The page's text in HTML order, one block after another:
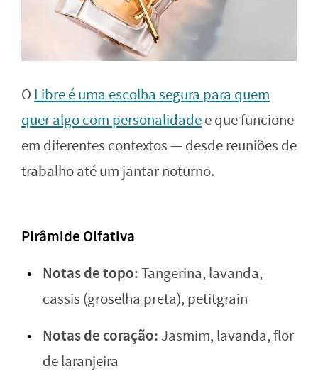
O Libre é uma escolha segura para quem
quer algo com personalidadee que funcione
em diferentes contextos — desde reuniões de
trabalho até um jantar noturno.
Pirâmide Olfativa
Notas de topo:Tangerina, lavanda,
cassis (groselha preta), petitgrain
Notas de coração: Jasmim, lavanda, flor
de laranjeira